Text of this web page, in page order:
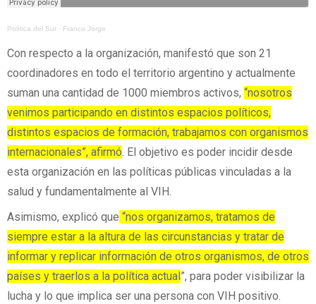
Política del Sur · Franco Jorge
Con respecto a la organización, manifestó que son 21
coordinadores en todo el territorio argentino y actualmente
suman una cantidad de 1000 miembros activos, “nosotros
venimos participando en distintos espacios políticos,
distintos espacios de formación, trabajamos con organismos
internacionales”, afirmó. El objetivo es poder incidir desde
esta organización en las políticas públicas vinculadas a la
salud y fundamentalmente al VIH.
Asimismo, explicó que “nos organizamos, tratamos de
siempre estar a la altura de las circunstancias y tratar de
informar y replicar información de otros organismos, de otros
países y traerlos a la política actual”, para poder visibilizar la
lucha y lo que implica ser una persona con VIH positivo.